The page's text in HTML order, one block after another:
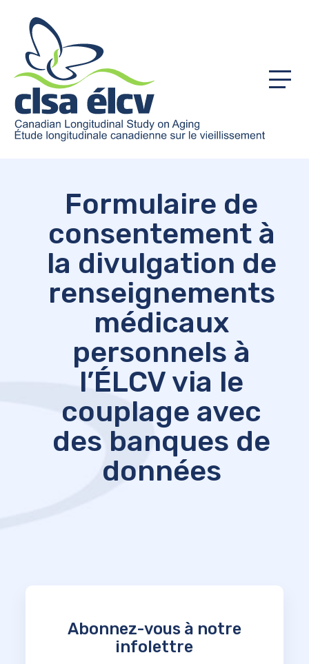
Menu
Formulaire de
consentement à
la divulgation de
renseignements
médicaux
personnels à
l’ÉLCV via le
couplage avec
des banques de
données
Abonnez-vous à notre
infolettre